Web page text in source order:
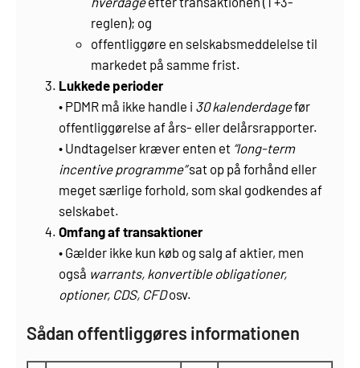
reglen); og
offentliggøre en selskabsmeddelelse til
markedet på samme frist.
Lukkede perioder
• PDMR må ikke handle i 30 kalenderdagefør
offentliggørelse af års- eller delårsrapporter.
• Undtagelser kræver enten et “long-term
incentive programme”sat op på forhånd eller
meget særlige forhold, som skal godkendes af
selskabet.
Omfang af transaktioner
• Gælder ikke kun køb og salg af aktier, men
også warrants, konvertible obligationer,
optioner, CDS, CFDosv.
Sådan offentliggøres informationen